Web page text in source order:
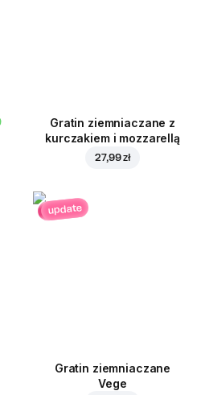
Gratin ziemniaczane z
kurczakiem i mozzarellą
27,99 zł
update
Gratin ziemniaczane
Vege